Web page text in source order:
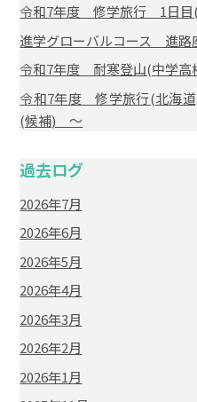
令和7年度 修学旅行 1日目
進学グローバルコース 進路
令和7年度 耐寒登山(中学高
令和7年度 修学旅行(北
(候補) ～
過去ログ
2026年7月
2026年6月
2026年5月
2026年4月
2026年3月
2026年2月
2026年1月